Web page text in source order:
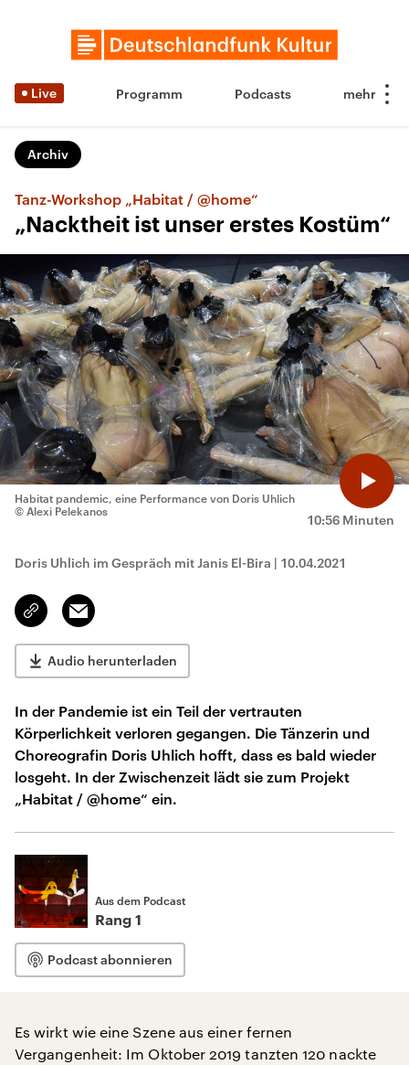
Live Programm Podcasts
Archiv
Tanz-Workshop „Habitat / @home“
„Nacktheit ist unser erstes Kostüm“
10:56 Minuten
Habitat pandemic, eine Performance von Doris Uhlich
© Alexi Pelekanos
Doris Uhlich im Gespräch mit Janis El-Bira | 10.04.2021
Link
kopieren/teilen
Email
Audio herunterladen
In der Pandemie ist ein Teil der vertrauten
Körperlichkeit verloren gegangen. Die Tänzerin und
Choreografin Doris Uhlich hofft, dass es bald wieder
losgeht. In der Zwischenzeit lädt sie zum Projekt
„Habitat / @home“ ein.
Aus dem Podcast
Rang 1
Podcast abonnieren
Es wirkt wie eine Szene aus einer fernen
Vergangenheit: Im Oktober 2019 tanzten 120 nackte